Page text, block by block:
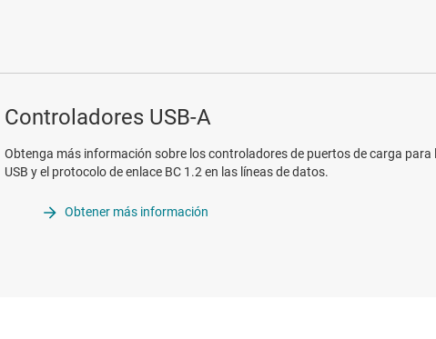
Controladores USB-A
Obtenga más información sobre los controladores de puertos de carga para
USB y el protocolo de enlace BC 1.2 en las líneas de datos.
Obtener más información